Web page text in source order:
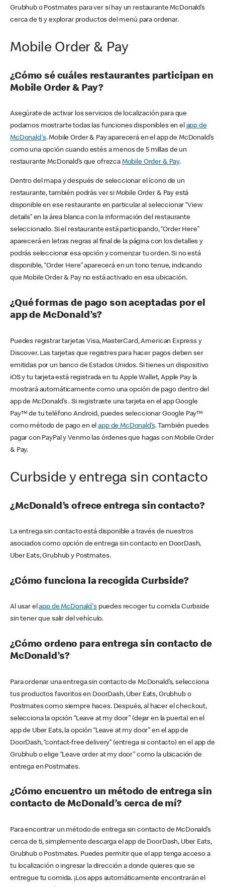
Grubhub o Postmates para ver si hay un restaurante McDonald’s
cerca de ti y explorar productos del menú para ordenar.
Mobile Order & Pay
¿Cómo sé cuáles restaurantes participan en
Mobile Order & Pay?
Asegúrate de activar los servicios de localización para que
podamos mostrarte todas las funciones disponibles en el app de
McDonald's. Mobile Order & Pay aparecerá en el app de McDonald’s
como una opción cuando estés a menos de 5 millas de un
restaurante McDonald’s que ofrezca Mobile Order & Pay.
Dentro del mapa y después de seleccionar el ícono de un
restaurante, también podrás ver si Mobile Order & Pay está
disponible en ese restaurante en particular al seleccionar “View
details” en la área blanca con la información del restaurante
seleccionado. Si el restaurante está participando, “Order Here”
aparecerá en letras negras al final de la página con los detalles y
podrás seleccionar esa opción y comenzar tu orden. Si no está
disponible, “Order Here” aparecerá en un tono tenue, indicando
que Mobile Order & Pay no está activado en esa ubicación.
¿Qué formas de pago son aceptadas por el
app de McDonald’s?
Puedes registrar tarjetas Visa, MasterCard, American Express y
Discover. Las tarjetas que registres para hacer pagos deben ser
emitidas por un banco de Estados Unidos. Si tienes un dispositivo
iOS y tu tarjeta está registrada en tu Apple Wallet, Apple Pay la
mostrará automáticamente como una opción de pago dentro del
app de McDonald’s . Si registraste una tarjeta en el app Google
Pay™ de tu teléfono Android, puedes seleccionar Google Pay™
como método de pago en elapp de McDonald’s. También puedes
pagar con PayPal y Venmo las órdenes que hagas con Mobile Order
& Pay.
Curbside y entrega sin contacto
¿McDonald’s ofrece entrega sin contacto?
La entrega sin contacto está disponible a través de nuestros
asociados como opción de entrega sin contacto en DoorDash,
Uber Eats, Grubhub y Postmates.
¿Cómo funciona la recogida Curbside?
Al usar elapp de McDonald'spuedes recoger tu comida Curbside
sin tener que salir del vehículo.
¿Cómo ordeno para entrega sin contacto de
McDonald’s?
Para ordenar una entrega sin contacto de McDonald’s, selecciona
tus productos favoritos en DoorDash, Uber Eats, Grubhub o
Postmates como siempre haces. Después, al hacer el checkout,
selecciona la opción “Leave at my door” (dejar en la puerta) en el
app de Uber Eats, la opción “Leave at my door” en el app de
DoorDash, “contact-free delivery” (entrega si contacto) en el app de
Grubhub o elige “Leave order at my door” como la ubicación de
entrega en Postmates.
¿Cómo encuentro un método de entrega sin
contacto de McDonald’s cerca de mí?
Para encontrar un método de entrega sin contacto de McDonald’s
cerca de ti, simplemente descarga el app de DoorDash, Uber Eats,
Grubhub o Postmates. Puedes permitir que el app tenga acceso a
tu localización o ingresar la dirección a donde quieres que se
entregue tu comida. ¡Los apps automáticamente encontrarán el